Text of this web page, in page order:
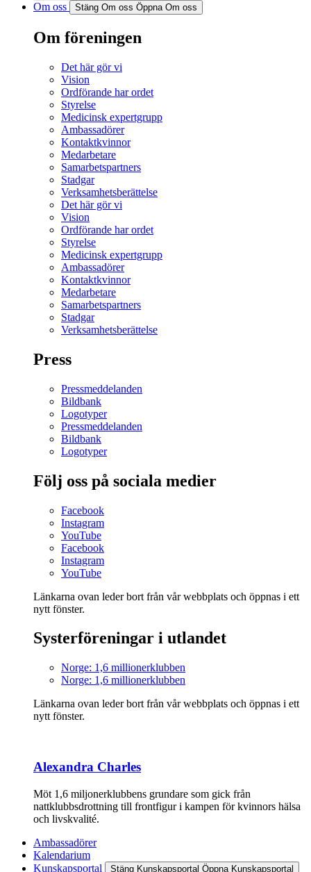
Om oss Stäng Om oss Öppna Om oss
Om föreningen
Det här gör vi
Vision
Ordförande har ordet
Styrelse
Medicinsk expertgrupp
Ambassadörer
Kontaktkvinnor
Medarbetare
Samarbetspartners
Stadgar
Verksamhetsberättelse
Det här gör vi
Vision
Ordförande har ordet
Styrelse
Medicinsk expertgrupp
Ambassadörer
Kontaktkvinnor
Medarbetare
Samarbetspartners
Stadgar
Verksamhetsberättelse
Press
Pressmeddelanden
Bildbank
Logotyper
Pressmeddelanden
Bildbank
Logotyper
Följ oss på sociala medier
Facebook
Instagram
YouTube
Facebook
Instagram
YouTube
Länkarna ovan leder bort från vår webbplats och öppnas i ett
nytt fönster.
Systerföreningar i utlandet
Norge: 1,6 millionerklubben
Norge: 1,6 millionerklubben
Länkarna ovan leder bort från vår webbplats och öppnas i ett
nytt fönster.
Alexandra Charles
Möt 1,6 miljonerklubbens grundare som gick från
nattklubbsdrottning till frontfigur i kampen för kvinnors hälsa
och livskvalité.
Ambassadörer
Kalendarium
Kunskapsportal
Stäng Kunskapsportal Öppna Kunskapsportal